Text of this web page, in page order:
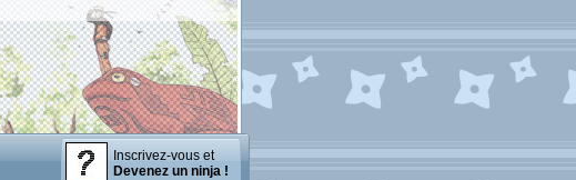
Inscrivez-vous et
Devenez un ninja !